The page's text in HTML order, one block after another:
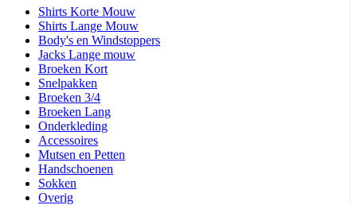
Shirts Korte Mouw
Shirts Lange Mouw
Body's en Windstoppers
Jacks Lange mouw
Broeken Kort
Snelpakken
Broeken 3/4
Broeken Lang
Onderkleding
Accessoires
Mutsen en Petten
Handschoenen
Sokken
Overig